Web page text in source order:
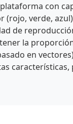
con
verde,
de
la
en